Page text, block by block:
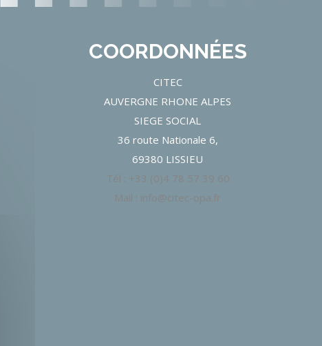
COORDONNÉES
CITEC
AUVERGNE RHONE ALPES
SIEGE SOCIAL
36 route Nationale 6,
69380 LISSIEU
Tél : +33 (0)4 78 57 39 60
Mail : info@citec-opa.fr